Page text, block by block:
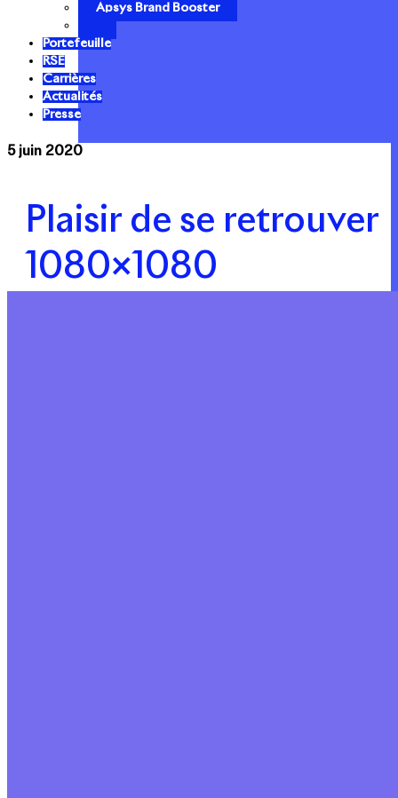
Apsys Brand Booster
Portefeuille
RSE
Carrières
Actualités
Presse
5 juin 2020
Plaisir de se retrouver
1080×1080